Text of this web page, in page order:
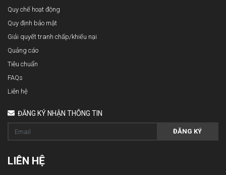
Quy chế hoạt động
Quy định bảo mật
Giải quyết tranh chấp/khiếu nại
Quảng cáo
Tiêu chuẩn
FAQs
Liên hệ
ĐĂNG KÝ NHẬN THÔNG TIN
ĐĂNG KÝ
LIÊN HỆ